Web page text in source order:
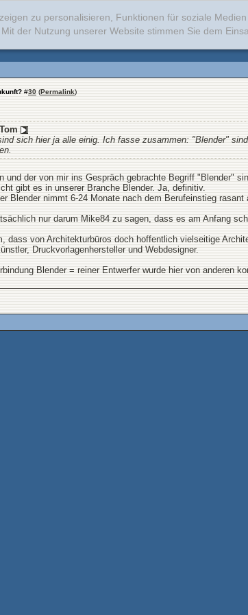
zu personalisieren, Funktionen für soziale
der Nutzung unserer Website stimmen Sie dem
#30 (Permalink)
Tom
sich hier ja alle einig. Ich fasse zusammen: "Blender"
und der von mir ins Gespräch gebrachte Begriff "Blender"
gibt es in unserer Branche Blender. Ja, definitiv.
Blender nimmt 6-24 Monate nach dem Berufeinstieg
nur darum Mike84 zu sagen, dass es am Anfang
dass von Architekturbüros doch hoffentlich vielseitige
Druckvorlagenhersteller und Webdesigner.
Blender = reiner Entwerfer wurde hier von anderen